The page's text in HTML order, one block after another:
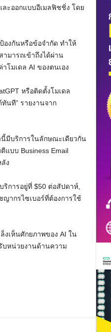
ละออกแบบอีเมลฟิชชิ่ง โดย
องกันหรือข้อจำกัด ทำให้
มารถเข้าถึงได้ผ่าน
โมเดล AI ของตนเอง
หรือติดตั้งโมเดล
นที” รายงานจาก
มีบริการในลักษณะเดียวกัน
แบบ Business Email
ง
ริการอยู่ที่ $50 ต่อสัปดาห์,
ญากรไซเบอร์ที่ต้องการใช้
เห็นศักยภาพของ AI ใน
บหน่วยงานด้านความ